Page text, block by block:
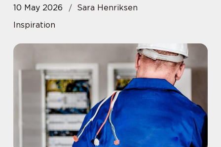
10 May 2026
Sara Henriksen
Inspiration